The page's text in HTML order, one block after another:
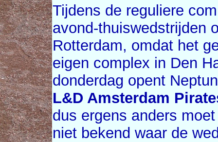
Tijdens de reguliere
avond-thuiswedstrijden
Rotterdam, omdat het
eigen complex in Den
donderdag opent
L&D Amsterdam
dus ergens anders
niet bekend waar de